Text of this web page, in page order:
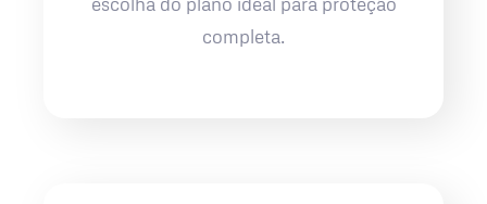
completa.